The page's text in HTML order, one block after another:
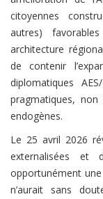
citoyennes
autres)
architecture
de contenir
diplomatiques
pragmatiques,
endogènes.
Le 25 avril 2026
externalisées et
opportunément
n’aurait sans